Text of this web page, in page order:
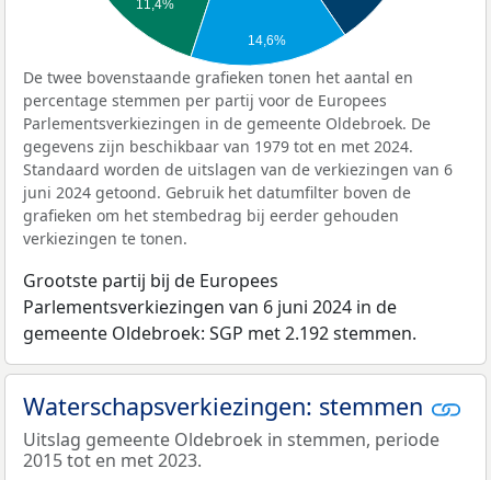
11,4%
14,6%
De twee bovenstaande grafieken tonen het aantal en
percentage stemmen per partij voor de Europees
Parlementsverkiezingen in de gemeente Oldebroek. De
gegevens zijn beschikbaar van 1979 tot en met 2024.
Standaard worden de uitslagen van de verkiezingen van 6
juni 2024 getoond. Gebruik het datumfilter boven de
grafieken om het stembedrag bij eerder gehouden
verkiezingen te tonen.
Grootste partij bij de Europees
Parlementsverkiezingen van 6 juni 2024 in de
gemeente Oldebroek: SGP met 2.192 stemmen.
Waterschapsverkiezingen: stemmen
Uitslag gemeente Oldebroek in stemmen, periode
2015 tot en met 2023.